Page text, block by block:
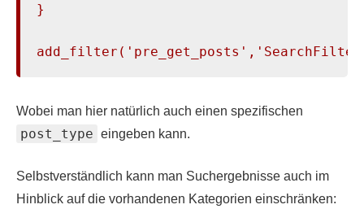
}
Wobei man hier natürlich auch einen spezifischen
post_type eingeben kann.
Selbstverständlich kann man Suchergebnisse auch im
Hinblick auf die vorhandenen Kategorien einschränken: